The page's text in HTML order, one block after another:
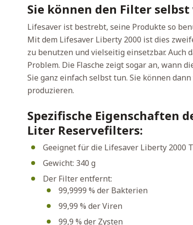
Sie können den Filter selbst
Lifesaver ist bestrebt, seine Produkte so
Mit dem Lifesaver Liberty 2000 ist dies
zu benutzen und vielseitig einsetzbar. Auch
Problem. Die Flasche zeigt sogar an, wann
Sie ganz einfach selbst tun. Sie können
produzieren.
Spezifische Eigenschaften
Liter Reservefilters:
Geeignet für die Lifesaver Liberty 2000
Gewicht: 340 g
Der Filter entfernt:
99,9999 % der Bakterien
99,99 % der Viren
99,9 % der Zysten